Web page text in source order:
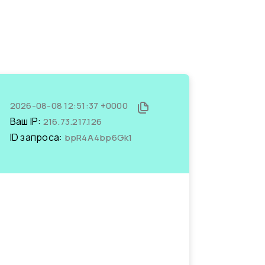
2026-08-08 12:51:37 +0000
Ваш IP: 216.73.217.126
ID запроса: bpR4A4bp6Gk1